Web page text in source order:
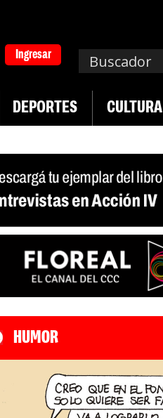
Ingresar
DEPORTES CULTURA
| Exportaciones del agro
HUMOR